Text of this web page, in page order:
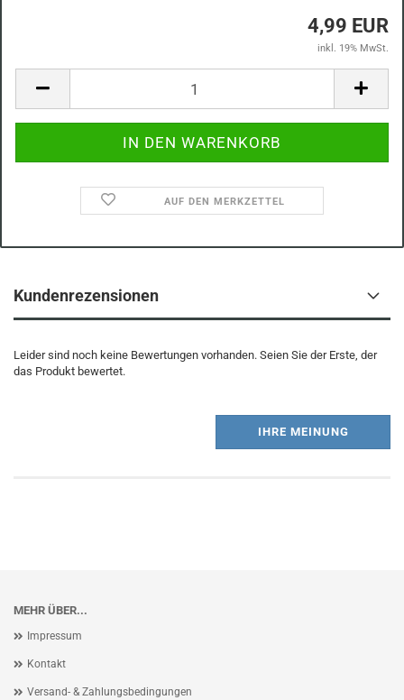
4,99 EUR
inkl. 19% MwSt.
AUF DEN MERKZETTEL
Kundenrezensionen
Leider sind noch keine Bewertungen vorhanden. Seien Sie der Erste, der
das Produkt bewertet.
IHRE MEINUNG
MEHR ÜBER...
Impressum
Kontakt
Versand- & Zahlungsbedingungen